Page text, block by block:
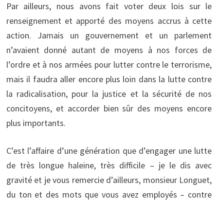
Par ailleurs, nous avons fait voter deux lois sur le
renseignement et apporté des moyens accrus à cette
action. Jamais un gouvernement et un parlement
n’avaient donné autant de moyens à nos forces de
l’ordre et à nos armées pour lutter contre le terrorisme,
mais il faudra aller encore plus loin dans la lutte contre
la radicalisation, pour la justice et la sécurité de nos
concitoyens, et accorder bien sûr des moyens encore
plus importants.
C’est l’affaire d’une génération que d’engager une lutte
de très longue haleine, très difficile – je le dis avec
gravité et je vous remercie d’ailleurs, monsieur Longuet,
du ton et des mots que vous avez employés – contre